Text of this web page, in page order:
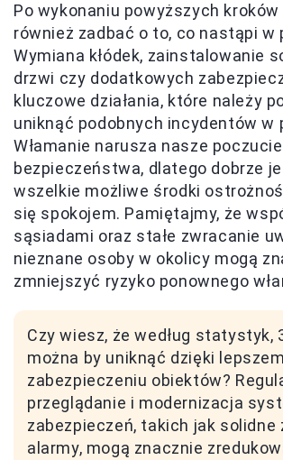
Po wykonaniu powyższych
również zadbać o to, co nastąpi w
Wymiana kłódek, zainstalowanie
drzwi czy dodatkowych
kluczowe działania, które należy
uniknąć podobnych incydentów w
Włamanie narusza nasze poczucie
bezpieczeństwa, dlatego dobrze
wszelkie możliwe środki
się spokojem. Pamiętajmy, że
sąsiadami oraz stałe zwracanie
nieznane osoby w okolicy mogą
zmniejszyć ryzyko ponownego
Czy wiesz, że według statystyk,
można by uniknąć dzięki
zabezpieczeniu obiektów?
przeglądanie i modernizacja
zabezpieczeń, takich jak solidne
alarmy, mogą znacznie